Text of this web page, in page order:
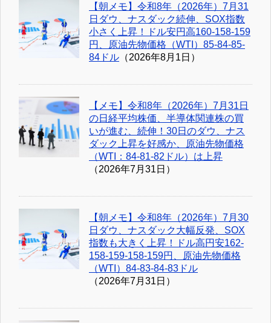
【朝メモ】令和8年（2026年）7月31
日ダウ、ナスダック続伸、SOX指数
小さく上昇！ドル安円高160-158-159
円、原油先物価格（WTI）85-84-85-
84ドル （2026年8月1日）
【メモ】令和8年（2026年）7月31日
の日経平均株価、半導体関連株の買
いが進む、続伸！30日のダウ、ナス
ダック上昇を好感か、原油先物価格
（WTI：84-81-82ドル）は上昇
（2026年7月31日）
【朝メモ】令和8年（2026年）7月30
日ダウ、ナスダック大幅反発、SOX
指数も大きく上昇！ドル高円安162-
158-159-158-159円、原油先物価格
（WTI）84-83-84-83ドル
（2026年7月31日）